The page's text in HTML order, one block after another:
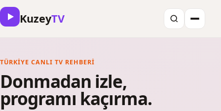
KuzeyTV
TÜRKIYE CANLI TV REHBERI
Donmadan izle,
programı kaçırma.